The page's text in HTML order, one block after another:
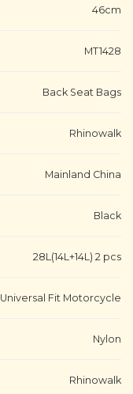
46cm
MT1428
Back Seat Bags
Rhinowalk
Mainland China
Black
28L(14L+14L) 2 pcs
Universal Fit Motorcycle
Nylon
Rhinowalk